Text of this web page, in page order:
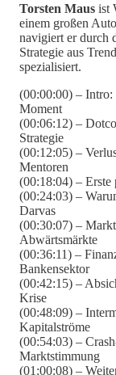
Torsten Maus ist
einem großen
navigiert er durch
Strategie aus
spezialisiert.
(00:00:00) – Intro:
Moment
(00:06:12) –
Strategie
(00:12:05) –
Mentoren
(00:18:04) – Erste
(00:24:03) –
Darvas
(00:30:07) –
Abwärtsmärkte
(00:36:11) –
Bankensektor
(00:42:15) –
Krise
(00:48:09) –
Kapitalströme
(00:54:03) –
Marktstimmung
(01:00:08) –